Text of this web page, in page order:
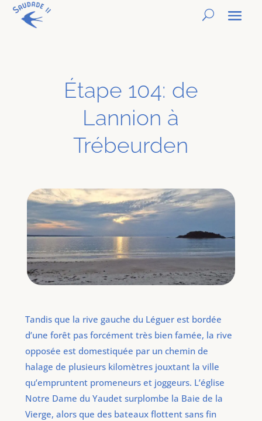
Étape 104: de
Lannion à
Trébeurden
Tandis que la rive gauche du Léguer est bordée
d’une forêt pas forcément très bien famée, la rive
opposée est domestiquée par un chemin de
halage de plusieurs kilomètres jouxtant la ville
qu’empruntent promeneurs et joggeurs. L’église
Notre Dame du Yaudet surplombe la Baie de la
Vierge, alors que des bateaux flottent sans fin